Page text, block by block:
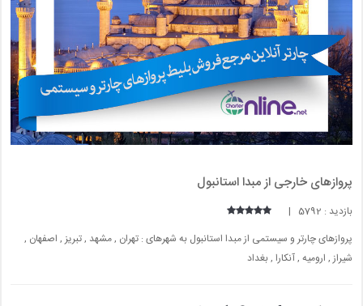
پروازهای خارجی از مبدا استانبول
بازدید : 5792 |
پروازهای چارتر و سیستمی از مبدا استانبول به شهرهای : تهران , مشهد , تبریز , اصفهان ,
شیراز , ارومیه , آنکارا , بغداد